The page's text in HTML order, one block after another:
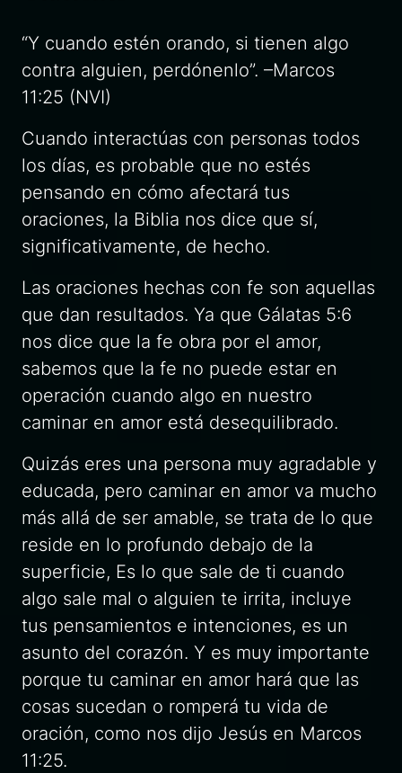
“Y cuando estén orando, si tienen algo
contra alguien, perdónenlo”. –Marcos
11:25 (NVI)
Cuando interactúas con personas todos
los días, es probable que no estés
pensando en cómo afectará tus
oraciones, la Biblia nos dice que sí,
significativamente, de hecho.
Las oraciones hechas con fe son aquellas
que dan resultados. Ya que Gálatas 5:6
nos dice que la fe obra por el amor,
sabemos que la fe no puede estar en
operación cuando algo en nuestro
caminar en amor está desequilibrado.
Quizás eres una persona muy agradable y
educada, pero caminar en amor va mucho
más allá de ser amable, se trata de lo que
reside en lo profundo debajo de la
superficie, Es lo que sale de ti cuando
algo sale mal o alguien te irrita, incluye
tus pensamientos e intenciones, es un
asunto del corazón. Y es muy importante
porque tu caminar en amor hará que las
cosas sucedan o romperá tu vida de
oración, como nos dijo Jesús en Marcos
11:25.